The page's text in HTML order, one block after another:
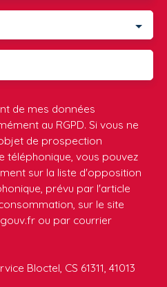
de mes données
au RGPD. Si vous ne
de prospection
téléphonique, vous pouvez
sur la liste d'opposition
prévu par l'article
sur le site
ou par courrier
Bloctel, CS 61311, 41013